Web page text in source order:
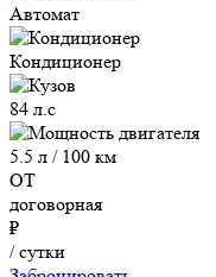
Автомат
Кондиционер
84 л.с
5.5 л / 100 км
ОТ
договорная
₽
/ сутки